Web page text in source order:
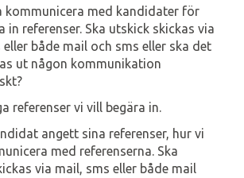
kommunicera med kandidater för
in referenser. Ska utskick skickas via
eller både mail och sms eller ska det
ut någon kommunikation
referenser vi vill begära in.
angett sina referenser, hur vi
med referenserna. Ska
via mail, sms eller både mail